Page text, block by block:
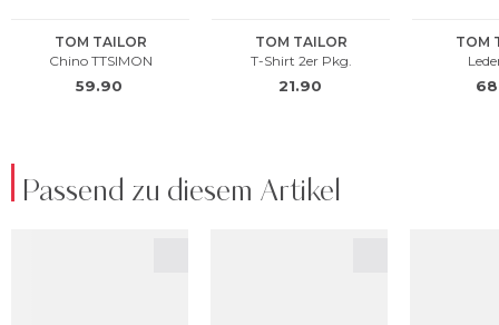
Passend zu diesem Artikel